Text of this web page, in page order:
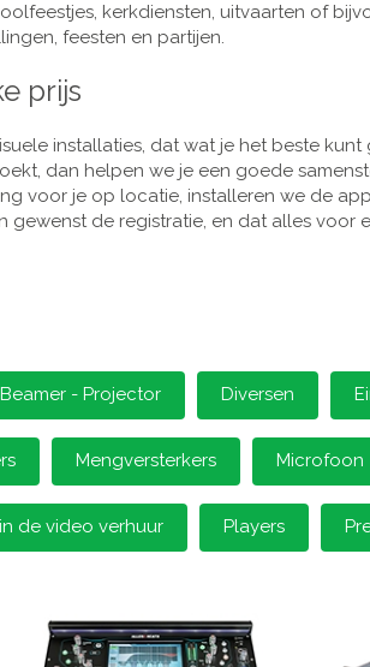
kerkdiensten, uitvaarten of
feesten en partijen.
prijs
installaties, dat wat je het beste kunt
dan helpen we je een goede
voor je op locatie, installeren we de
gewenst de registratie, en dat alles voor
Beamer - Projector Diversen
Mengversterkers Microfoon
de video verhuur Players